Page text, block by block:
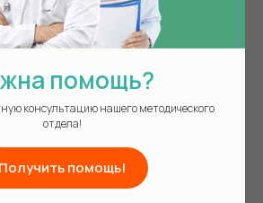
помощь?
консультацию нашего методического
отдела!
Получить помощь!
и ответы
ли проходить